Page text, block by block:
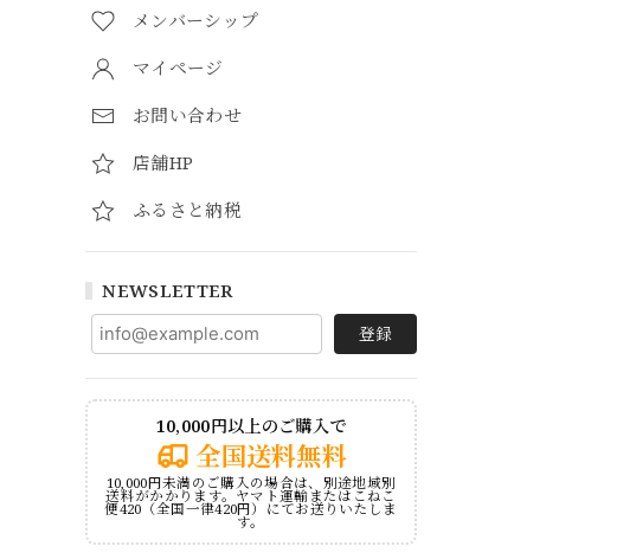
メンバーシップ
マイページ
お問い合わせ
店舗HP
ふるさと納税
NEWSLETTER
登録
10,000円以上のご購入で
全国送料無料
10,000円未満のご購入の場合は、別途地域別
送料がかかります。ヤマト運輸またはこねこ
便420（全国一律420円）にてお送りいたしま
す。